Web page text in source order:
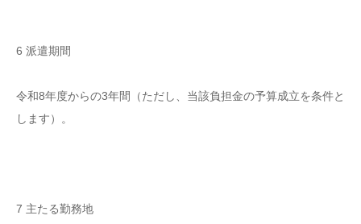
6 派遣期間
令和8年度からの3年間（ただし、当該負担金の予算成立を条件と
します）。
7 主たる勤務地